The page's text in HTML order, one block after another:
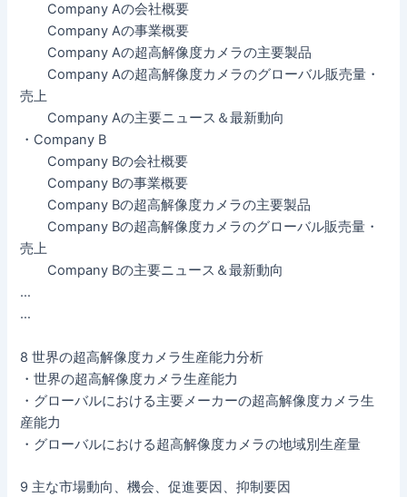
Company Aの会社概要
Company Aの事業概要
Company Aの超高解像度カメラの主要製品
Company Aの超高解像度カメラのグローバル販売量・
売上
Company Aの主要ニュース＆最新動向
・Company B
Company Bの会社概要
Company Bの事業概要
Company Bの超高解像度カメラの主要製品
Company Bの超高解像度カメラのグローバル販売量・
売上
Company Bの主要ニュース＆最新動向
…
…
8 世界の超高解像度カメラ生産能力分析
・世界の超高解像度カメラ生産能力
・グローバルにおける主要メーカーの超高解像度カメラ生
産能力
・グローバルにおける超高解像度カメラの地域別生産量
9 主な市場動向、機会、促進要因、抑制要因